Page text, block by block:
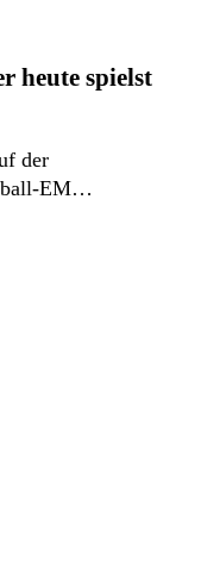
heute spielst
der
EM…